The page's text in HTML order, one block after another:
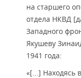
на старшего
отдела НКВД
Западного
Якушеву
1941 года:
«[...] Находясь